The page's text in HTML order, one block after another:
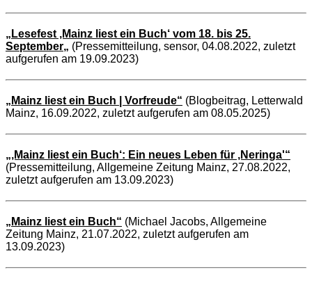
„Lesefest ‚Mainz liest ein Buch‘ vom 18. bis 25.
September„ (Pressemitteilung, sensor, 04.08.2022, zuletzt
aufgerufen am 19.09.2023)
„Mainz liest ein Buch | Vorfreude“ (Blogbeitrag, Letterwald
Mainz, 16.09.2022, zuletzt aufgerufen am 08.05.2025)
„‚Mainz liest ein Buch‘: Ein neues Leben für ‚Neringa'“
(Pressemitteilung, Allgemeine Zeitung Mainz, 27.08.2022,
zuletzt aufgerufen am 13.09.2023)
„Mainz liest ein Buch“ (Michael Jacobs, Allgemeine
Zeitung Mainz, 21.07.2022, zuletzt aufgerufen am
13.09.2023)